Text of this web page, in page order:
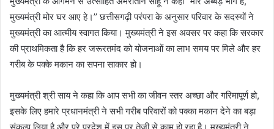
मुख्यमंत्री मोर घर आए हे।’’ छत्तीसगढ़ी परंपरा के अनुसार परिवार के सदस्यों ने
मुख्यमंत्री का आत्मीय स्वागत किया। मुख्यमंत्री ने इस अवसर पर कहा कि सरकार
की प्राथमिकता है कि हर जरूरतमंद को योजनाओं का लाभ समय पर मिले और हर
गरीब के पक्के मकान का सपना साकार हो।
मुख्यमंत्री श्री साय ने कहा कि आप सभी का जीवन स्तर अच्छा और गरिमापूर्ण हो,
इसके लिए हमारे प्रधानमंत्री ने सभी गरीब परिवारों को पक्का मकान देने का बड़ा